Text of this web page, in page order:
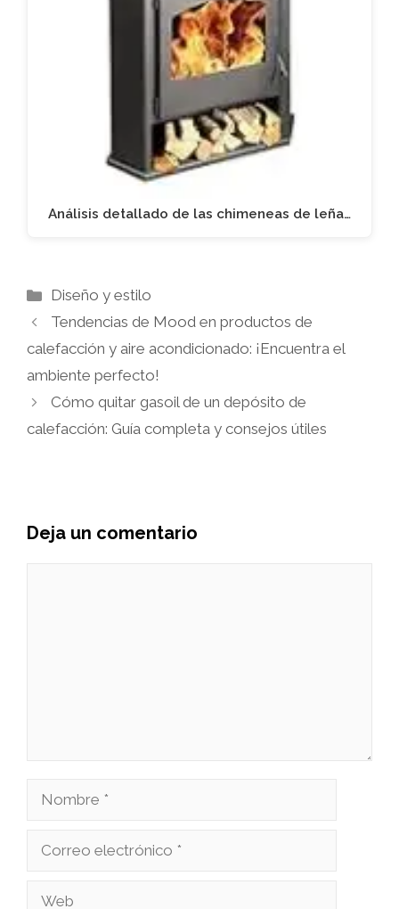
Análisis detallado de las chimeneas de leña…
Categorías
Diseño y estilo
Tendencias de Mood en productos de
calefacción y aire acondicionado: ¡Encuentra el
ambiente perfecto!
Cómo quitar gasoil de un depósito de
calefacción: Guía completa y consejos útiles
Deja un comentario
Nombre
Correo
Web